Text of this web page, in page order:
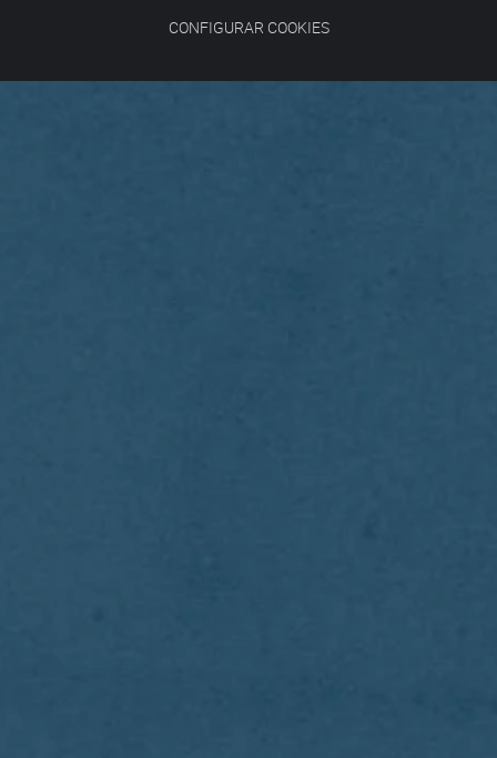
CONFIGURAR COOKIES